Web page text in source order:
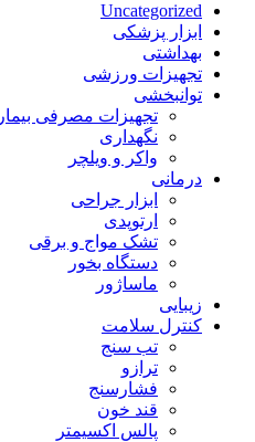
Uncategorized
ابزار پزشکی
بهداشتی
تجهیزات ورزشی
توانبخشی
تجهیزات مصرفی بیمار
نگهداری
واکر و ویلچر
درمانی
ابزار جراحی
ارتوپدی
تشک مواج و برقی
دستگاه بخور
ماساژور
زیبایی
کنترل سلامت
تب سنج
ترازو
فشارسنج
قند خون
پالس اکسیمتر